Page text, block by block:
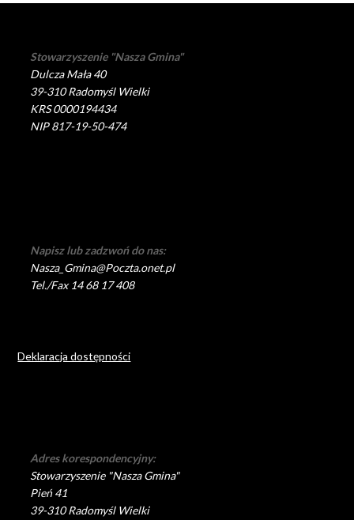
Stowarzyszenie "Nasza Gmina"
Dulcza Mała 40
39-310 Radomyśl Wielki
KRS 0000194434
NIP 817-19-50-474
Napisz lub zadzwoń do nas:
Nasza_Gmina@Poczta.onet.pl
Tel./Fax 14 68 17 408
Deklaracja dostępności
Adres korespondencyjny:
Stowarzyszenie "Nasza Gmina"
Pień 41
39-310 Radomyśl Wielki